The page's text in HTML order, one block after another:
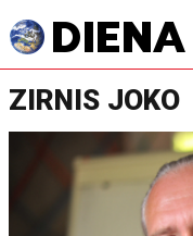
ZIRNIS JOKO